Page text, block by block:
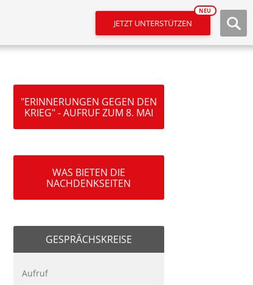
JETZT UNTERSTÜTZEN
NEU
"ERINNERUNGEN GEGEN DEN
KRIEG" - AUFRUF ZUM 8. MAI
WAS BIETEN DIE
NACHDENKSEITEN
GESPRÄCHSKREISE
Aufruf